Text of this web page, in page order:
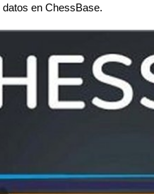
en ChessBase.